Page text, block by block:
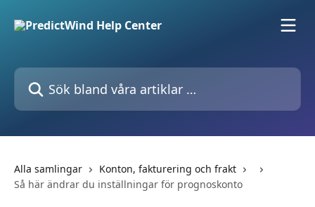
Sök bland våra artiklar …
Alla samlingar
Konton, fakturering och frakt
Så här ändrar du inställningar för prognoskonto